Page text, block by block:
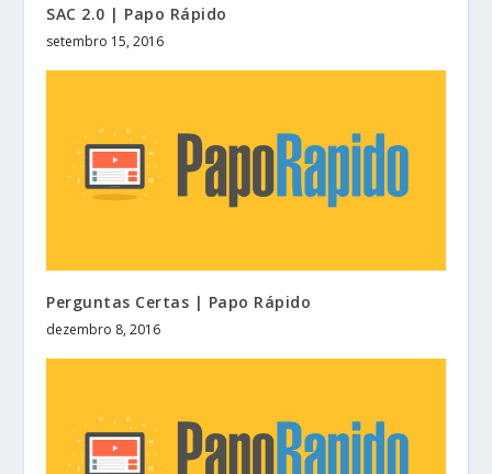
SAC 2.0 | Papo Rápido
setembro 15, 2016
Perguntas Certas | Papo Rápido
dezembro 8, 2016